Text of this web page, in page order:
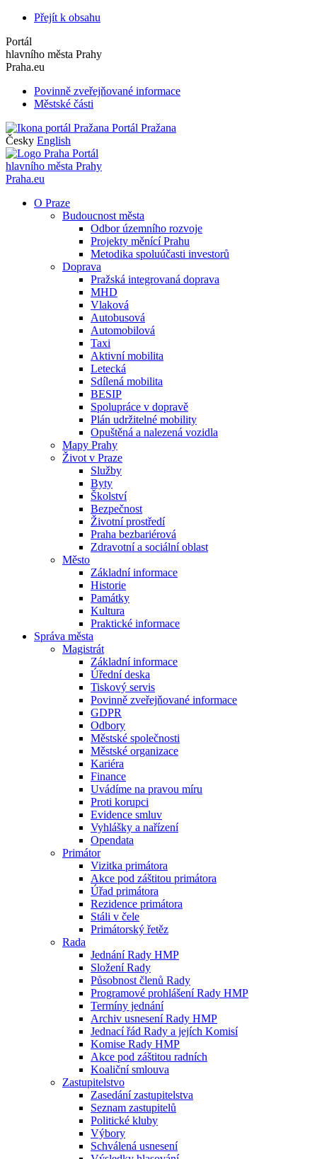
Přejít k obsahu
Portál
hlavního města Prahy
Praha.eu
Povinně zveřejňované informace
Městské části
Portál Pražana
Česky English
Portál
hlavního města Prahy
Praha.eu
O Praze
Budoucnost města
Odbor územního rozvoje
Projekty měnící Prahu
Metodika spoluúčasti investorů
Doprava
Pražská integrovaná doprava
MHD
Vlaková
Autobusová
Automobilová
Taxi
Aktivní mobilita
Letecká
Sdílená mobilita
BESIP
Spolupráce v dopravě
Plán udržitelné mobility
Opuštěná a nalezená vozidla
Mapy Prahy
Život v Praze
Služby
Byty
Školství
Bezpečnost
Životní prostředí
Praha bezbariérová
Zdravotní a sociální oblast
Město
Základní informace
Historie
Památky
Kultura
Praktické informace
Správa města
Magistrát
Základní informace
Úřední deska
Tiskový servis
Povinně zveřejňované informace
GDPR
Odbory
Městské společnosti
Městské organizace
Kariéra
Finance
Uvádíme na pravou míru
Proti korupci
Evidence smluv
Vyhlášky a nařízení
Opendata
Primátor
Vizitka primátora
Akce pod záštitou primátora
Úřad primátora
Rezidence primátora
Stáli v čele
Primátorský řetěz
Rada
Jednání Rady HMP
Složení Rady
Působnost členů Rady
Programové prohlášení Rady HMP
Termíny jednání
Archiv usnesení Rady HMP
Jednací řád Rady a jejích Komisí
Komise Rady HMP
Akce pod záštitou radních
Koaliční smlouva
Zastupitelstvo
Zasedání zastupitelstva
Seznam zastupitelů
Politické kluby
Výbory
Schválená usnesení